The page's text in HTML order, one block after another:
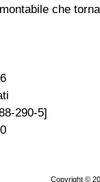
che
290-5]
Copyright ©